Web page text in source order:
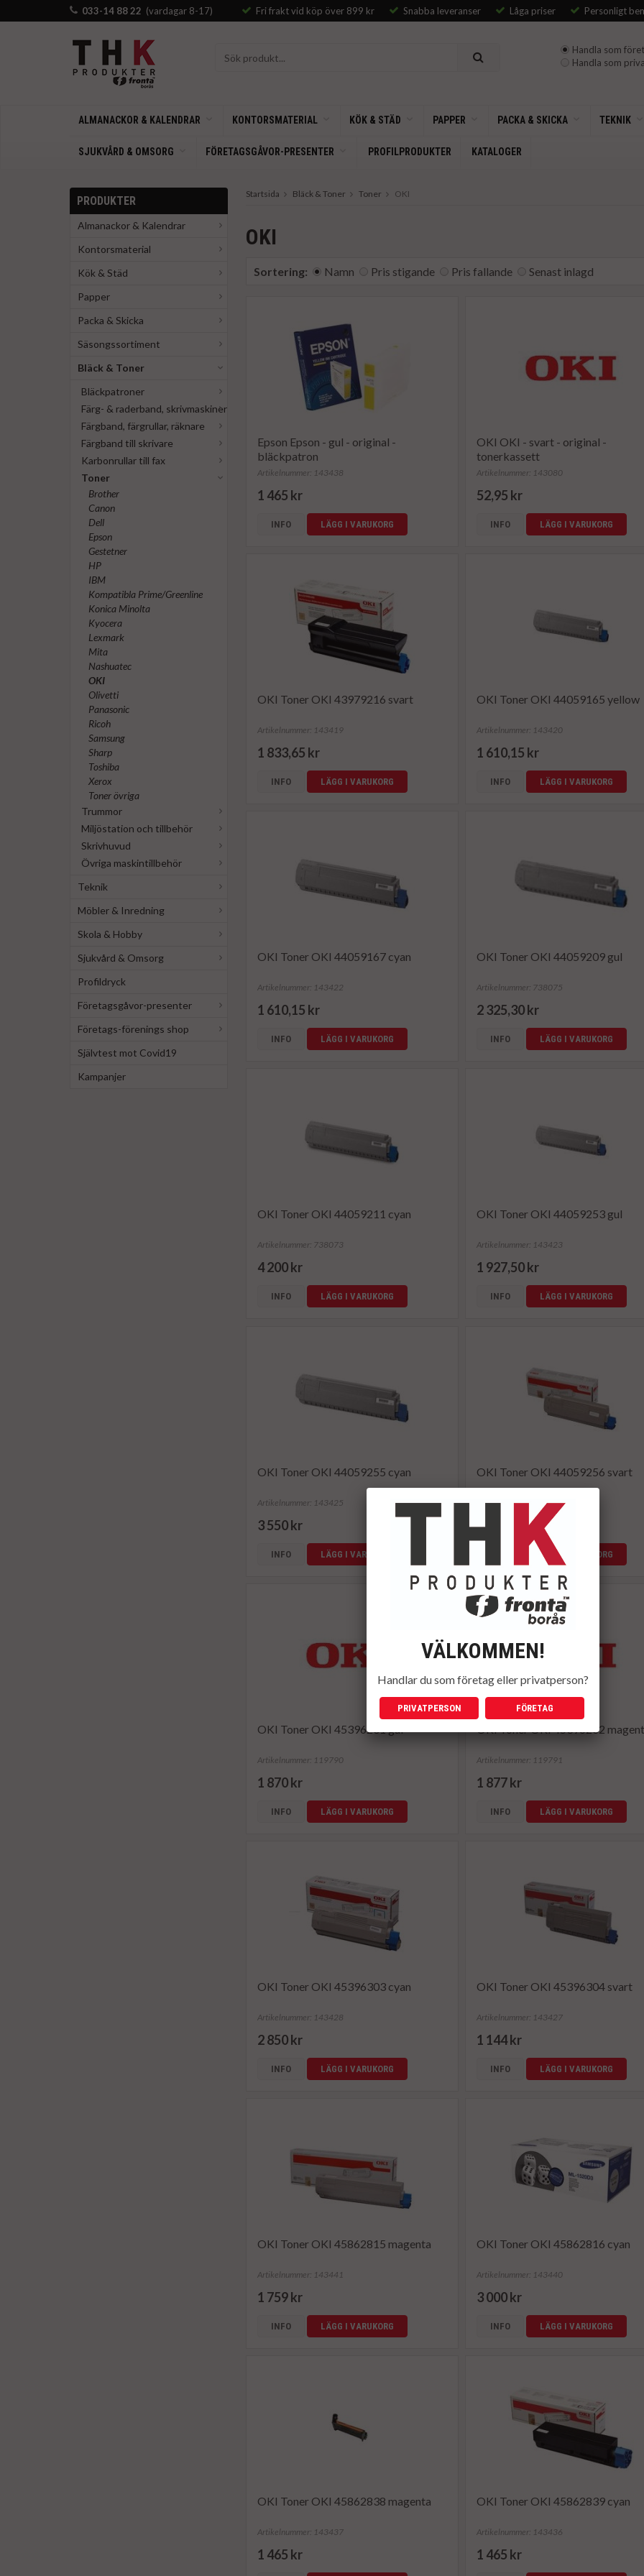
033-14 88 22 (vardagar 8-17) Fri frakt vid köp över 899 kr Snabba leveranser Låga priser Personligt
Handla som
Handla som
ALMANACKOR & KALENDRAR KONTORSMATERIAL KÖK & STÄD PAPPER PACKA & SKICKA TEKNIK
SJUKVÅRD & OMSORG FÖRETAGSGÅVOR-PRESENTER PROFILPRODUKTER KATALOGER
PRODUKTER
Almanackor & Kalendrar
Kontorsmaterial
Kök & Städ
Papper
Packa & Skicka
Säsongssortiment
Bläck & Toner
Bläckpatroner
Färg- & raderband, skrivmaskiner
Färgband, färgrullar, räknare
Färgband till skrivare
Karbonrullar till fax
Toner
Brother
Canon
Dell
Epson
Gestetner
HP
IBM
Kompatibla Prime/Greenline
Konica Minolta
Kyocera
Lexmark
Mita
Nashuatec
OKI
Olivetti
Panasonic
Ricoh
Samsung
Sharp
Toshiba
Xerox
Toner övriga
Trummor
Miljöstation och tillbehör
Skrivhuvud
Övriga maskintillbehör
Teknik
Möbler & Inredning
Skola & Hobby
Sjukvård & Omsorg
Profildryck
Företagsgåvor-presenter
Företags-förenings shop
Självtest mot Covid19
Kampanjer
Startsida Bläck & Toner Toner OKI
OKI
Sortering: Namn Pris stigande Pris fallande Senast inlagd
Epson Epson - gul - original -
bläckpatron
Artikelnummer: 143438
1 465 kr
INFO LÄGG I VARUKORG
OKI OKI - svart - original -
tonerkassett
Artikelnummer: 143080
52,95 kr
INFO LÄGG I VARUKORG
OKI Toner OKI 43979216 svart
Artikelnummer: 143419
1 833,65 kr
INFO LÄGG I VARUKORG
OKI Toner OKI 44059165 yellow
Artikelnummer: 143420
1 610,15 kr
INFO LÄGG I VARUKORG
OKI Toner OKI 44059167 cyan
Artikelnummer: 143422
1 610,15 kr
INFO LÄGG I VARUKORG
OKI Toner OKI 44059209 gul
Artikelnummer: 738075
2 325,30 kr
INFO LÄGG I VARUKORG
OKI Toner OKI 44059211 cyan
Artikelnummer: 738073
4 200 kr
INFO LÄGG I VARUKORG
OKI Toner OKI 44059253 gul
Artikelnummer: 143423
1 927,50 kr
INFO LÄGG I VARUKORG
OKI Toner OKI 44059255 cyan
Artikelnummer: 143425
3 550 kr
INFO LÄGG I VARUKORG
OKI Toner OKI 44059256 svart
Artikelnummer: 143426
801,12 kr
LÄGG I VARUKORG
OKI Toner OKI 45396201 gul
Artikelnummer: 119790
1 870 kr
INFO LÄGG I VARUKORG
OKI Toner OKI 45396202
Artikelnummer: 119791
1 877 kr
INFO LÄGG I VARUKORG
OKI Toner OKI 45396303 cyan
Artikelnummer: 143428
2 850 kr
INFO LÄGG I VARUKORG
OKI Toner OKI 45396304 svart
Artikelnummer: 143427
1 144 kr
INFO LÄGG I VARUKORG
OKI Toner OKI 45862815 magenta
Artikelnummer: 143441
1 759 kr
INFO LÄGG I VARUKORG
OKI Toner OKI 45862816 cyan
Artikelnummer: 143440
3 000 kr
INFO LÄGG I VARUKORG
OKI Toner OKI 45862838 magenta
Artikelnummer: 143437
1 465 kr
OKI Toner OKI 45862839 cyan
Artikelnummer: 143436
1 465 kr
VÄLKOMMEN!
Handlar du som företag eller privatperson?
PRIVATPERSON FÖRETAG